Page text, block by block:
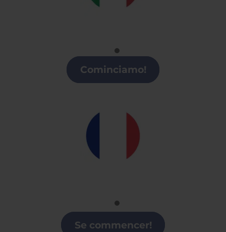
Clases de italiano en Arroyomolinos
Cominciamo!
Clases de Francés en Arroyomolinos
Se commencer!